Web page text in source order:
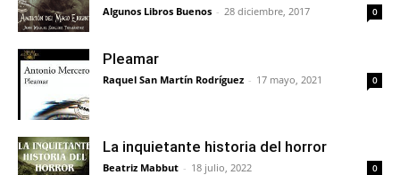
Algunos Libros Buenos - 28 diciembre, 2017 0
Pleamar
Raquel San Martín Rodríguez - 17 mayo, 2021 0
La inquietante historia del horror
Beatriz Mabbut - 18 julio, 2022 0